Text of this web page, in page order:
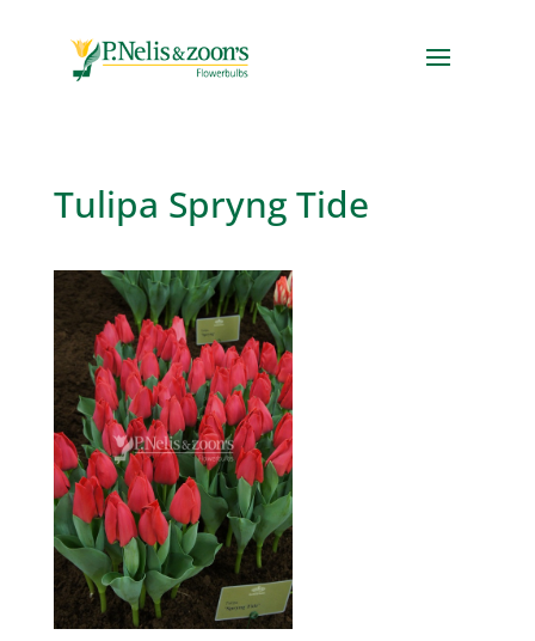
Tulipa Spryng Tide